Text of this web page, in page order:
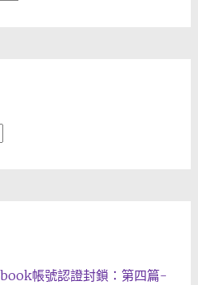
帳號認證封鎖：第四篇-